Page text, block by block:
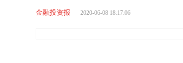
金融投资报 2020-06-08 18:17:06